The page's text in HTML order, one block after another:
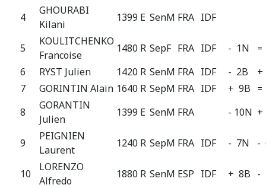
4
GHOURABI
Kilani
1399 E SenM FRA IDF
5
KOULITCHENKO
Francoise
1480 R SepF FRA IDF - 1N
=
6
RYST Julien 1420 R SenM FRA IDF - 2B
7
GORINTIN Alain 1640 R SepM FRA IDF + 9B
8
GORANTIN
Julien
1399 E SenM FRA - 10N +
9
PEIGNIEN
Laurent
1240 R SepM FRA IDF - 7N -
10
LORENZO
Alfredo
1880 R SenM ESP IDF + 8B -